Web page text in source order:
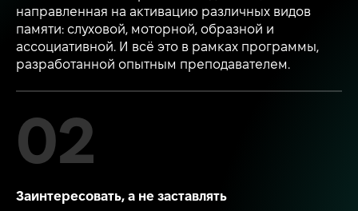
направленная на активацию различных видов
памяти: слуховой, моторной, образной и
ассоциативной. И всё это в рамках программы,
разработанной опытным преподавателем.
Заинтересовать, а не заставлять